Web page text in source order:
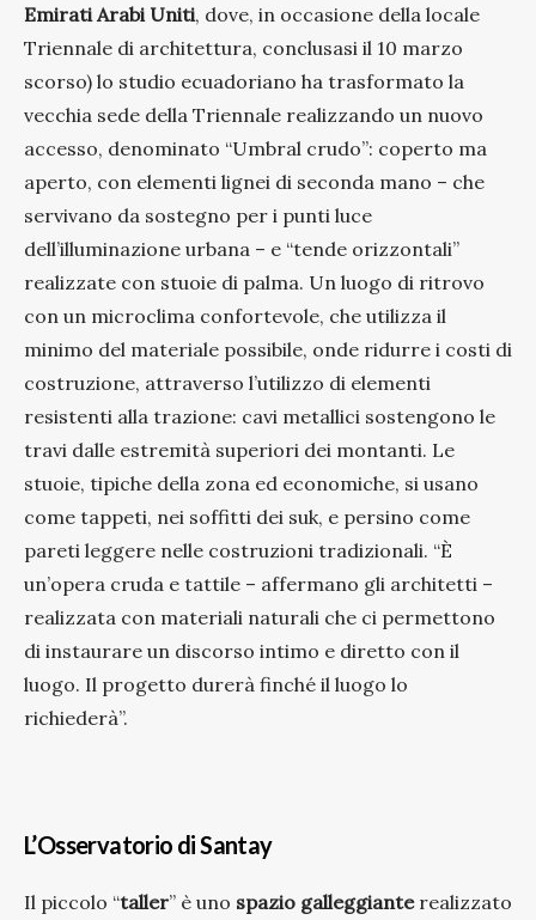
Emirati Arabi Uniti, dove, in occasione della locale
Triennale di architettura, conclusasi il 10 marzo
scorso) lo studio ecuadoriano ha trasformato la
vecchia sede della Triennale realizzando un nuovo
accesso, denominato “Umbral crudo”: coperto ma
aperto, con elementi lignei di seconda mano – che
servivano da sostegno per i punti luce
dell’illuminazione urbana – e “tende orizzontali”
realizzate con stuoie di palma. Un luogo di ritrovo
con un microclima confortevole, che utilizza il
minimo del materiale possibile, onde ridurre i costi di
costruzione, attraverso l’utilizzo di elementi
resistenti alla trazione: cavi metallici sostengono le
travi dalle estremità superiori dei montanti. Le
stuoie, tipiche della zona ed economiche, si usano
come tappeti, nei soffitti dei suk, e persino come
pareti leggere nelle costruzioni tradizionali. “È
un’opera cruda e tattile – affermano gli architetti –
realizzata con materiali naturali che ci permettono
di instaurare un discorso intimo e diretto con il
luogo. Il progetto durerà finché il luogo lo
richiederà”.
L’Osservatorio di Santay
Il piccolo “taller” è uno spazio galleggianterealizzato